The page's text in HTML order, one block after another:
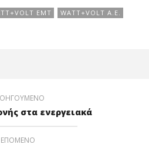
EMT
WATT+VOLT Α.Ε.
στα ενεργειακά
ΕΠΌΜΕΝΟ